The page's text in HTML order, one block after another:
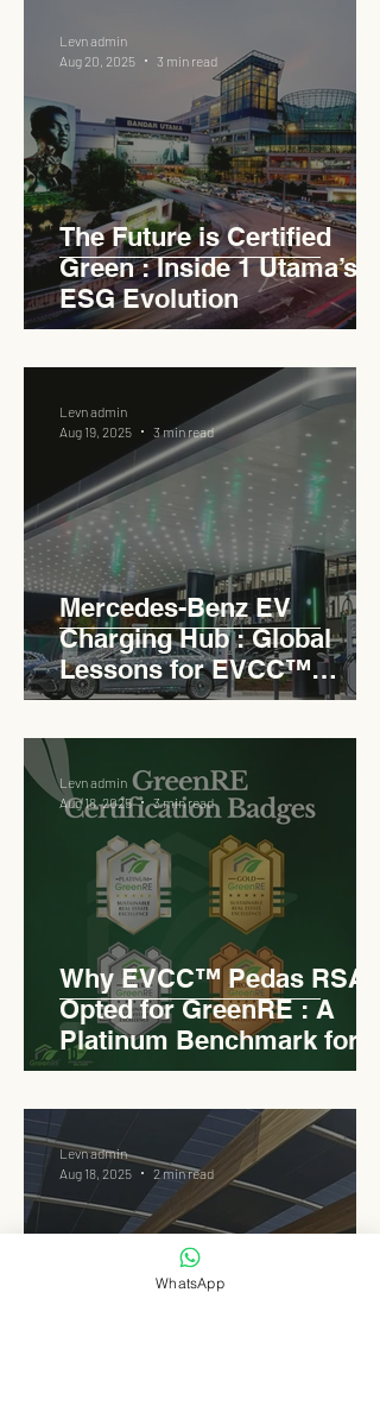
The Future is Certified
Green : Inside 1 Utama’s
ESG Evolution
Levn admin
Aug 20, 2025
3 min read
Mercedes-Benz EV
Charging Hub : Global
Lessons for EVCC™
Pedas RSA
Levn admin
Aug 19, 2025
3 min read
Why EVCC™ Pedas RSA
Opted for GreenRE : A
Platinum Benchmark for
Roadside Development
Levn admin
Aug 18, 2025
3 min read
Levn admin
Aug 18, 2025
2 min read
WhatsApp